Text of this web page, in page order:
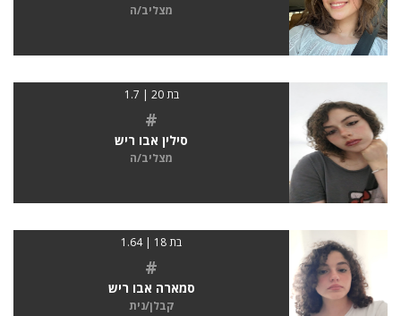
מצליב/ה
בת 20 | 1.7
#
סילין אבו ריש
מצליב/ה
בת 18 | 1.64
#
סמארה אבו ריש
קבלן/נית